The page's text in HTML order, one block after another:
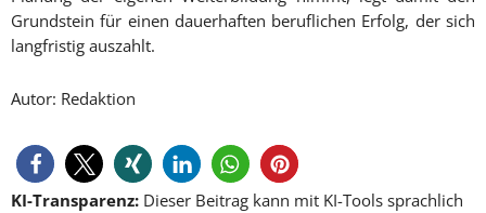
Grundstein für einen dauerhaften beruflichen Erfolg, der sich
langfristig auszahlt.
Autor: Redaktion
KI-Transparenz: Dieser Beitrag kann mit KI-Tools sprachlich